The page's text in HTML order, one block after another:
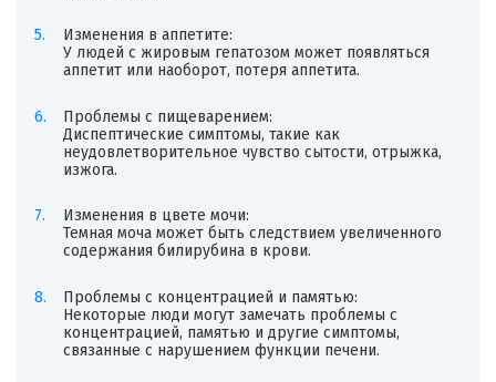
Изменения в аппетите:
У людей с жировым гепатозом может появляться
аппетит или наоборот, потеря аппетита.
Проблемы с пищеварением:
Диспептические симптомы, такие как
неудовлетворительное чувство сытости, отрыжка,
изжога.
Изменения в цвете мочи:
Темная моча может быть следствием увеличенного
содержания билирубина в крови.
Проблемы с концентрацией и памятью:
Некоторые люди могут замечать проблемы с
концентрацией, памятью и другие симптомы,
связанные с нарушением функции печени.